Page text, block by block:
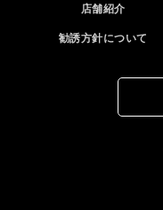
店舗紹介
勧誘方針について